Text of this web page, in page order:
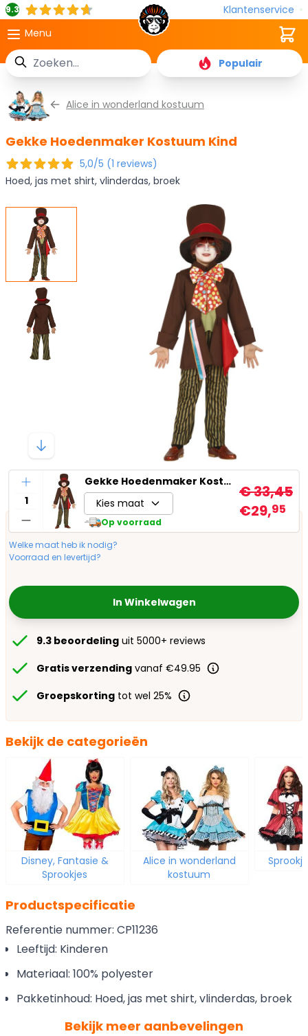
9.3
Klantenservice
Menu
Zoek
Populair
Cart
Alice in wonderland kostuum
Gekke Hoedenmaker Kostuum Kind
5,0/5 (1 reviews)
Hoed, jas met shirt, vlinderdas, broek
Aantal
Gekke Hoedenmaker Kostuum Kind
Kies maat
Op voorraad
€ 33,45
€29,95
Welke maat heb ik nodig?
Voorraad en levertijd?
In Winkelwagen
9.3 beoordeling uit 5000+ reviews
Gratis verzending vanaf €49.95
Groepskorting tot wel 25%
Bekijk de categorieën
Disney, Fantasie &
Sprookjes
Alice in wonderland
kostuum
Productspecificatie
Referentie nummer: CP11236
Leeftijd: Kinderen
Materiaal: 100% polyester
Pakketinhoud: Hoed, jas met shirt, vlinderdas, broek
Bekijk meer aanbevelingen